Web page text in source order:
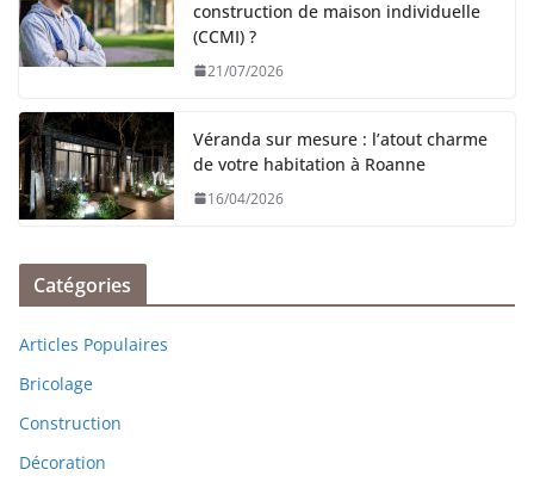
construction de maison individuelle
(CCMI) ?
21/07/2026
Véranda sur mesure : l’atout charme
de votre habitation à Roanne
16/04/2026
Catégories
Articles Populaires
Bricolage
Construction
Décoration